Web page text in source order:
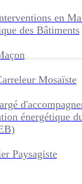
en
des Bâtiments
Mosaïste
énergétique
Paysagiste